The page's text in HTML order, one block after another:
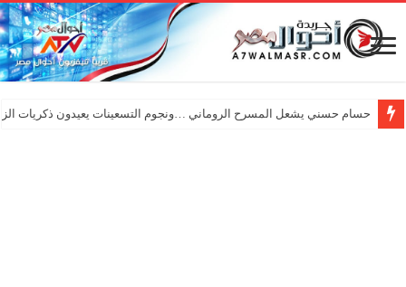
حسام حسني يشعل المسرح الروماني …ونجوم التسعينات يعيدون ذكريات